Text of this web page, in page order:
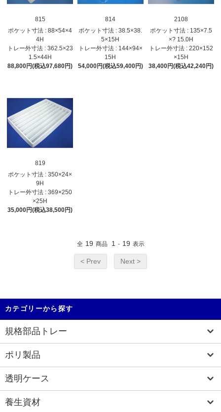
815
ポケット寸法 : 88×54×4
4H
トレー外寸法 : 362.5×23
1.5×44H
88,800円(税込97,680円)
814
ポケット寸法 : 38.5×38.
5×15H
トレー外寸法 : 144×94×
15H
54,000円(税込59,400円)
2108
ポケット寸法 : 135×7.5
×? 15.0H
トレー外寸法 : 220×152
×15H
38,400円(税込42,240円)
819
ポケット寸法 : 350×24×
9H
トレー外寸法 : 369×250
×25H
35,000円(税込38,500円)
全 19 商品 1 - 19 表示
< Prev Next >
カテゴリーから探す
規格部品トレー
ポリ製品
透明ケース
養生資材